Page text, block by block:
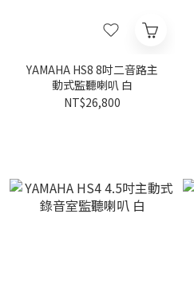
YAMAHA HS8 8吋二音路主
動式監聽喇叭 白
NT$26,800